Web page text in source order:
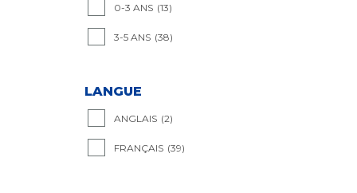
0-3 ANS (13)
3-5 ANS (38)
LANGUE
ANGLAIS (2)
FRANÇAIS (39)